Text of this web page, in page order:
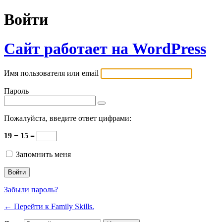
Войти
Сайт работает на WordPress
Имя пользователя или email
Пароль
Пожалуйста, введите ответ цифрами:
19 − 15 =
Запомнить меня
Забыли пароль?
← Перейти к Family Skills.